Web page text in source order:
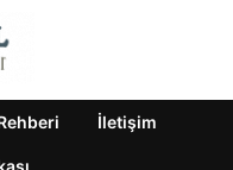
İletişim